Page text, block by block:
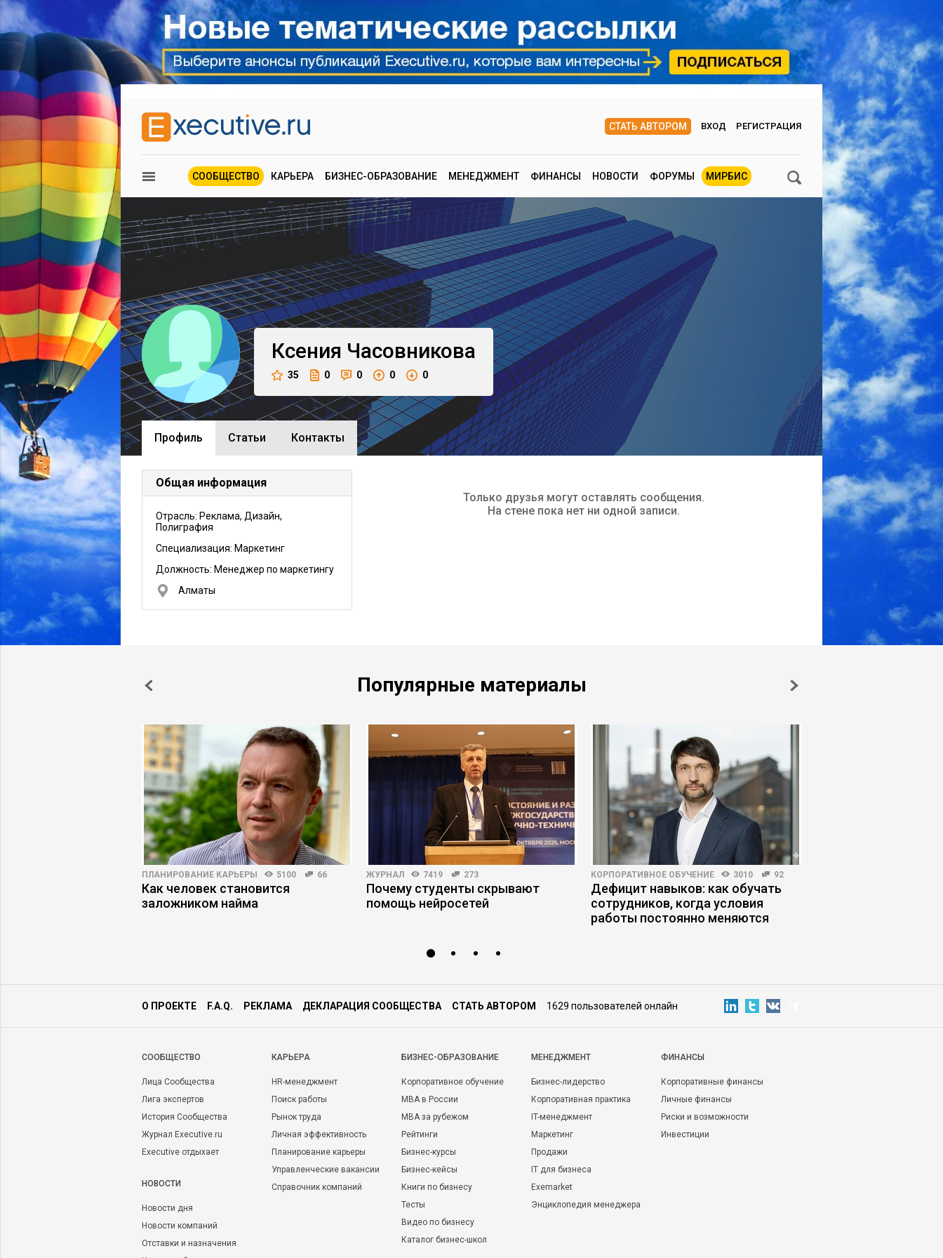
СТАТЬ АВТОРОМ ВХОД РЕГИСТРАЦИЯ
СООБЩЕСТВО КАРЬЕРА БИЗНЕС-ОБРАЗОВАНИЕ МЕНЕДЖМЕНТ ФИНАНСЫ НОВОСТИ ФОРУМЫ МИРБИС
Ксения Часовникова
35 0 0 0 0
Профиль Cтатьи Контакты
Общая информация
Отрасль: Реклама, Дизайн,
Полиграфия
Специализация: Маркетинг
Должность: Менеджер по маркетингу
Алматы
Только друзья могут оставлять сообщения.
На стене пока нет ни одной записи.
Популярные материалы
ПЛАНИРОВАНИЕ КАРЬЕРЫ 5100 66
Как человек становится
заложником найма
ЖУРНАЛ 7419 273
Почему студенты скрывают
помощь нейросетей
КОРПОРАТИВНОЕ ОБУЧЕНИЕ 3010 92
Дефицит навыков: как обучать
сотрудников, когда условия
работы постоянно меняются
О ПРОЕКТЕ F.A.Q. РЕКЛАМА ДЕКЛАРАЦИЯ СООБЩЕСТВА СТАТЬ АВТОРОМ 1629 пользователей онлайн
CООБЩЕСТВО
Лица Сообщества
Лига экспертов
История Сообщества
Журнал Executive.ru
Executive отдыхает
НОВОСТИ
Новости дня
Новости компаний
Отставки и назначения
КАРЬЕРА
HR-менеджмент
Поиск работы
Рынок труда
Личная эффективность
Планирование карьеры
Управленческие вакансии
Справочник компаний
БИЗНЕС-ОБРАЗОВАНИЕ
Корпоративное обучение
MBA в России
MBA за рубежом
Рейтинги
Бизнес-курсы
Бизнес-кейсы
Книги по бизнесу
Тесты
Видео по бизнесу
Каталог бизнес-школ
МЕНЕДЖМЕНТ
Бизнес-лидерство
Корпоративная практика
IT-менеджмент
Маркетинг
Продажи
IT для бизнеса
Exemarket
Энциклопедия менеджера
ФИНАНСЫ
Корпоративные финансы
Личные финансы
Риски и возможности
Инвестиции